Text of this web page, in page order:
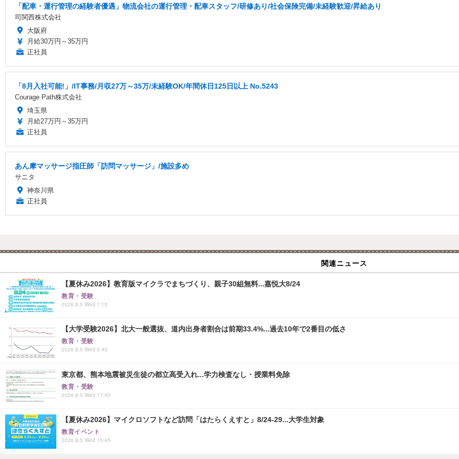
「配車・運行管理の経験者優遇」物流会社の運行管理・配車スタッフ/研修あり/社会保険完備/未経験歓迎/昇給あり
司関西株式会社
大阪府
月給30万円～35万円
正社員
「8月入社可能!」/IT事務/月収27万～35万/未経験OK/年間休日125日以上 No.5243
Courage Path株式会社
埼玉県
月給27万円～35万円
正社員
あん摩マッサージ指圧師「訪問マッサージ」/施設多め
サニタ
神奈川県
正社員
関連ニュース
【夏休み2026】教育版マイクラでまちづくり、親子30組無料...嘉悦大8/24
教育・受験
2026.8.5 Wed 1:15
【大学受験2026】北大一般選抜、道内出身者割合は前期33.4%...過去10年で2番目の低さ
教育・受験
2026.8.5 Wed 0:45
東京都、熊本地震被災生徒の都立高受入れ...学力検査なし・授業料免除
教育・受験
2026.8.5 Wed 17:45
【夏休み2026】マイクロソフトなど訪問「はたらくえすと」8/24-29...大学生対象
教育イベント
2026.8.5 Wed 15:45